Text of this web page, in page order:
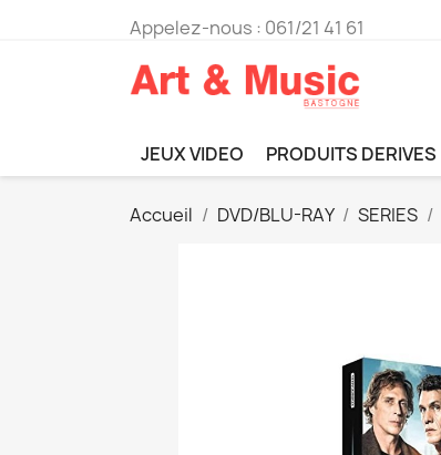
Appelez-nous : 061/21 41 61
JEUX VIDEO PRODUITS DERIVES
Accueil DVD/BLU-RAY SERIES